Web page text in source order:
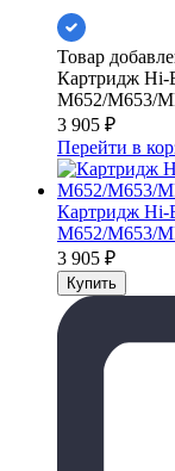
Товар
Картридж Hi-
M652/M653/
3 905 ₽
Перейти в
Картридж Hi-
M652/M653/
3 905 ₽